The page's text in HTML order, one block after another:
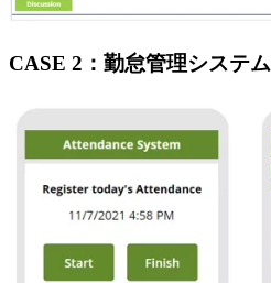
CASE 2：勤怠管理システム